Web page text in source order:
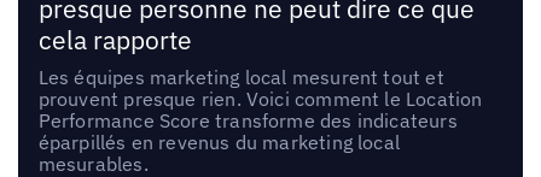
presque personne ne peut dire ce que
cela rapporte
Les équipes marketing local mesurent tout et
prouvent presque rien. Voici comment le Location
Performance Score transforme des indicateurs
éparpillés en revenus du marketing local
mesurables.